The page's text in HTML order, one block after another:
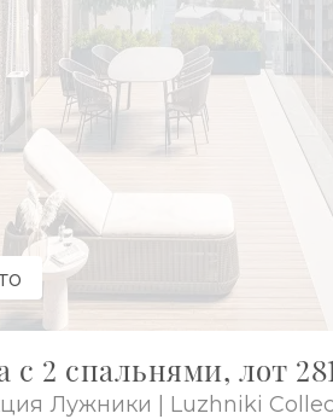
с 2 спальнями, лот
Лужники | Luzhniki